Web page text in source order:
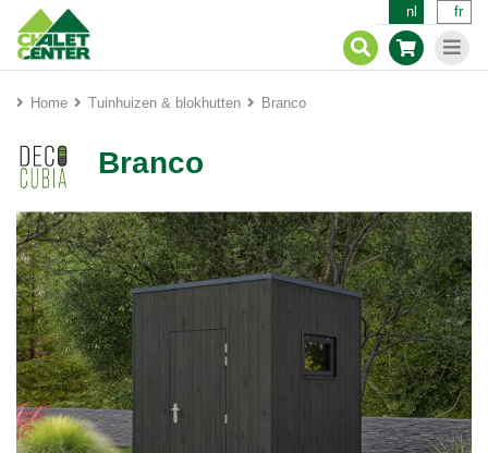
nl fr
Home Tuinhuizen & blokhutten Branco
Branco